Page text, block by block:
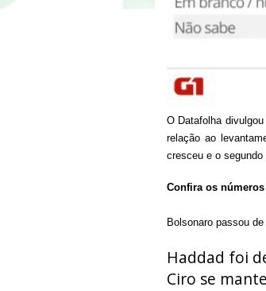
O Datafolha
relação ao
cresceu e o segundo
Confira os números
Bolsonaro passou
Haddad foi
Ciro se